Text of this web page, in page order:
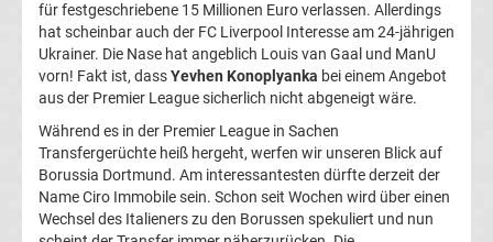
La
Liga
Serie
A
Türk.
für festgeschriebene 15 Millionen Euro verlassen. Allerdings
hat scheinbar auch der FC Liverpool Interesse am 24-jährigen
Ukrainer. Die Nase hat angeblich Louis van Gaal und ManU
vorn! Fakt ist, dassYevhen Konoplyanka bei einem Angebot
aus der Premier League sicherlich nicht abgeneigt wäre.
Während es in der Premier League in Sachen
Transfergerüchte heiß hergeht, werfen wir unseren Blick auf
Borussia Dortmund. Am interessantesten dürfte derzeit der
Name Ciro Immobile sein. Schon seit Wochen wird über einen
Wechsel des Italieners zu den Borussen spekuliert und nun